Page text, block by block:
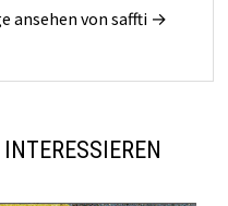
ansehen von saffti →